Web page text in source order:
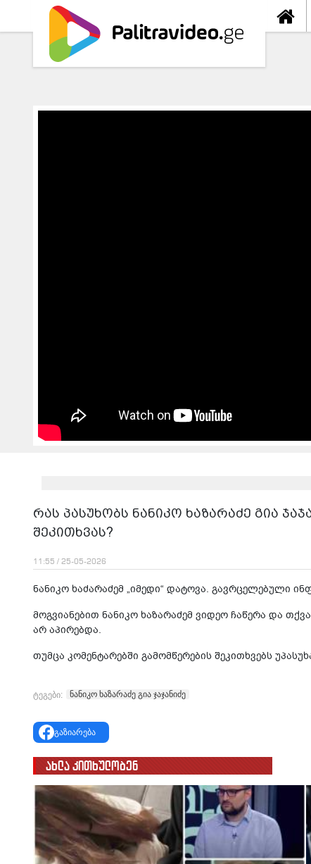
რას პასუხობს ნანიკო ხაზარაძე გია
შეკითხვას?
11:55 / 25-05-2026
ნანიკო ხაძარაძემ „იმედი“ დატოვა. გავრცელებული
მოგვიანებით ნანიკო ხაზარაძემ ვიდეო ჩაწერა და
არ აპირებდა.
თუმცა კომენტარებში გამომწერების შეკითხვებს
ტეგები: ნანიკო ხაზარაძე გია ჯაჯანიძე
გაზიარება
ახლა კითხულობენ